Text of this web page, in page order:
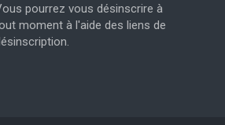
pourrez vous désinscrire à
moment à l'aide des liens de